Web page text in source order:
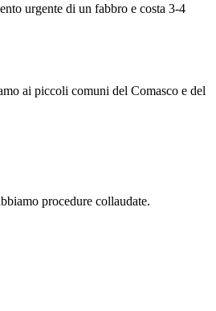
urgente di un fabbro e costa 3-4
ai piccoli comuni del Comasco e del
procedure collaudate.